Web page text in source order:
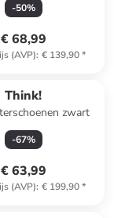
-50%
€ 68,99
(AVP): € 139,90*
Think!
zwart
-67%
€ 63,99
(AVP): € 199,90*